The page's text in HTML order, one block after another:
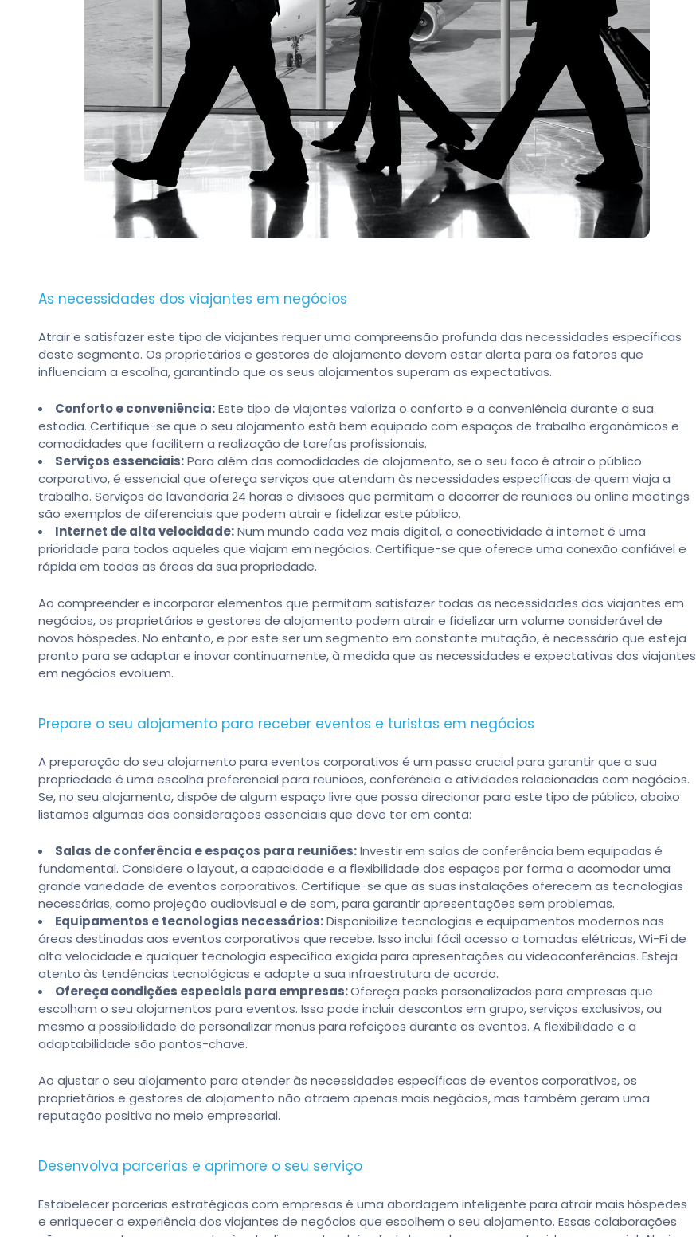
As necessidades dos viajantes em negócios
Atrair e satisfazer este tipo de viajantes requer uma compreensão profunda das necessidades específicas
deste segmento. Os proprietários e gestores de alojamento devem estar alerta para os fatores que
influenciam a escolha, garantindo que os seus alojamentos superam as expectativas.
Conforto e conveniência:Este tipo de viajantes valoriza o conforto e a conveniência durante a sua
estadia. Certifique-se que o seu alojamento está bem equipado com espaços de trabalho ergonómicos e
comodidades que facilitem a realização de tarefas profissionais.
Serviços essenciais:Para além das comodidades de alojamento, se o seu foco é atrair o público
corporativo, é essencial que ofereça serviços que atendam às necessidades específicas de quem viaja a
trabalho. Serviços de lavandaria 24 horas e divisões que permitam o decorrer de reuniões ou online meetings
são exemplos de diferenciais que podem atrair e fidelizar este público.
Internet de alta velocidade:Num mundo cada vez mais digital, a conectividade à internet é uma
prioridade para todos aqueles que viajam em negócios. Certifique-se que oferece uma conexão confiável e
rápida em todas as áreas da sua propriedade.
Ao compreender e incorporar elementos que permitam satisfazer todas as necessidades dos viajantes em
negócios, os proprietários e gestores de alojamento podem atrair e fidelizar um volume considerável de
novos hóspedes. No entanto, e por este ser um segmento em constante mutação, é necessário que esteja
pronto para se adaptar e inovar continuamente, à medida que as necessidades e expectativas dos viajantes
em negócios evoluem.
Prepare o seu alojamento para receber eventos e turistas em negócios
A preparação do seu alojamento para eventos corporativos é um passo crucial para garantir que a sua
propriedade é uma escolha preferencial para reuniões, conferência e atividades relacionadas com negócios.
Se, no seu alojamento, dispõe de algum espaço livre que possa direcionar para este tipo de público, abaixo
listamos algumas das considerações essenciais que deve ter em conta:
Salas de conferência e espaços para reuniões:Investir em salas de conferência bem equipadas é
fundamental. Considere o layout, a capacidade e a flexibilidade dos espaços por forma a acomodar uma
grande variedade de eventos corporativos. Certifique-se que as suas instalações oferecem as tecnologias
necessárias, como projeção audiovisual e de som, para garantir apresentações sem problemas.
Equipamentos e tecnologias necessários:Disponibilize tecnologias e equipamentos modernos nas
áreas destinadas aos eventos corporativos que recebe. Isso inclui fácil acesso a tomadas elétricas, Wi-Fi de
alta velocidade e qualquer tecnologia específica exigida para apresentações ou videoconferências. Esteja
atento às tendências tecnológicas e adapte a sua infraestrutura de acordo.
Ofereça condições especiais para empresas:Ofereça packs personalizados para empresas que
escolham o seu alojamentos para eventos. Isso pode incluir descontos em grupo, serviços exclusivos, ou
mesmo a possibilidade de personalizar menus para refeições durante os eventos. A flexibilidade e a
adaptabilidade são pontos-chave.
Ao ajustar o seu alojamento para atender às necessidades específicas de eventos corporativos, os
proprietários e gestores de alojamento não atraem apenas mais negócios, mas também geram uma
reputação positiva no meio empresarial.
Desenvolva parcerias e aprimore o seu serviço
Estabelecer parcerias estratégicas com empresas é uma abordagem inteligente para atrair mais hóspedes
e enriquecer a experiência dos viajantes de negócios que escolhem o seu alojamento. Essas colaborações